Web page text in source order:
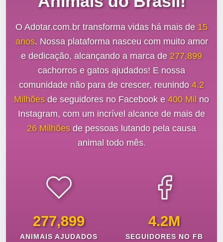
O Adotar.com.br transforma vidas há mais de 15
anos. Nossa plataforma nasceu com muito amor
e dedicação, alcançando a marca de 277,899
cachorros e gatos ajudados! E nossa
comunidade não para de crescer, reunindo 4.2
Milhõesde seguidores no Facebook e 400 Mil no
Instagram, com um incrível alcance de mais de
26 Milhõesde pessoas lutando pela causa
animal todo mês.
277,899
ANIMAIS AJUDADOS
4.2M
SEGUIDORES NO FB